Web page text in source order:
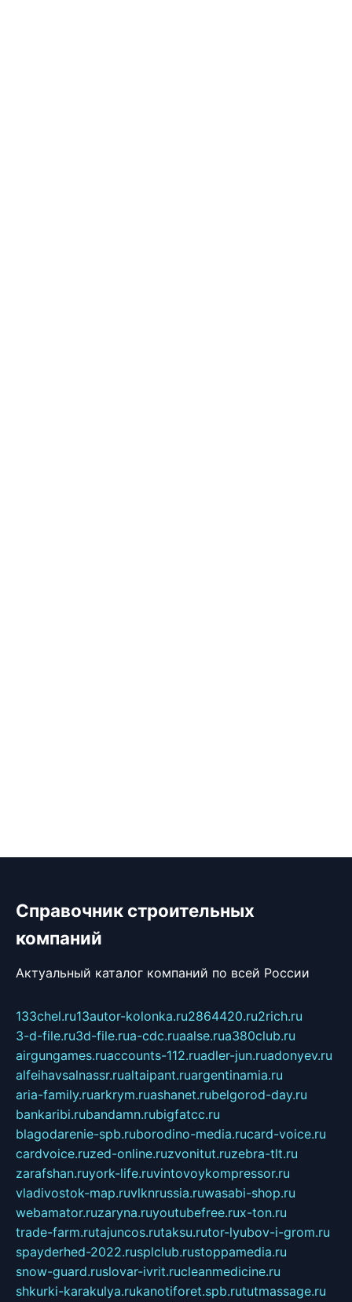
Справочник строительных
компаний
Актуальный каталог компаний по всей России
133chel.ru13autor-kolonka.ru2864420.ru2rich.ru
3-d-file.ru3d-file.rua-cdc.ruaalse.rua380club.ru
airgungames.ruaccounts-112.ruadler-jun.ruadonyev.ru
alfeihavsalnassr.rualtaipant.ruargentinamia.ru
aria-family.ruarkrym.ruashanet.rubelgorod-day.ru
bankaribi.rubandamn.rubigfatcc.ru
blagodarenie-spb.ruborodino-media.rucard-voice.ru
cardvoice.ruzed-online.ruzvonitut.ruzebra-tlt.ru
zarafshan.ruyork-life.ruvintovoykompressor.ru
vladivostok-map.ruvlknrussia.ruwasabi-shop.ru
webamator.ruzaryna.ruyoutubefree.rux-ton.ru
trade-farm.rutajuncos.rutaksu.rutor-lyubov-i-grom.ru
spayderhed-2022.rusplclub.rustoppamedia.ru
snow-guard.ruslovar-ivrit.rucleanmedicine.ru
shkurki-karakulya.rukanotiforet.spb.rututmassage.ru